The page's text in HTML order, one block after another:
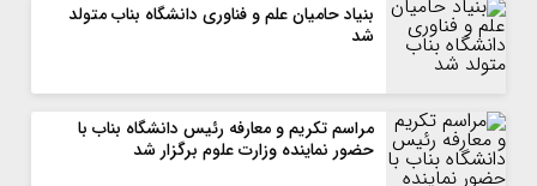
بنیاد حامیان علم و فناوری دانشگاه بناب متولد
شد
مراسم تکریم و معارفه رئیس دانشگاه بناب با
حضور نماینده وزارت علوم برگزار شد